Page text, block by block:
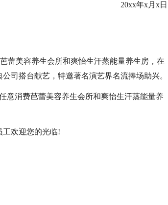
20xx年x月x日
蕾美容养生会所和爽怡生汗蒸能量养生房，在
司搭台献艺，特邀著名演艺界名流捧场助兴。
意消费芭蕾美容养生会所和爽怡生汗蒸能量养
工欢迎您的光临!